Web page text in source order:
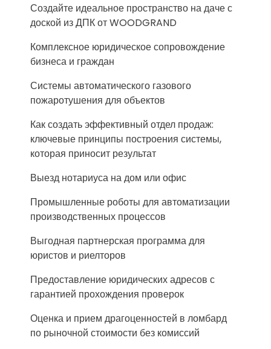
Создайте идеальное пространство на даче с
доской из ДПК от WOODGRAND
Комплексное юридическое сопровождение
бизнеса и граждан
Системы автоматического газового
пожаротушения для объектов
Как создать эффективный отдел продаж:
ключевые принципы построения системы,
которая приносит результат
Выезд нотариуса на дом или офис
Промышленные роботы для автоматизации
производственных процессов
Выгодная партнерская программа для
юристов и риелторов
Предоставление юридических адресов с
гарантией прохождения проверок
Оценка и прием драгоценностей в ломбард
по рыночной стоимости без комиссий